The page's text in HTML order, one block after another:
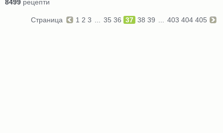
8499 рецепти
Страница 1 2 3 35 36 37 38 39 403 404 405